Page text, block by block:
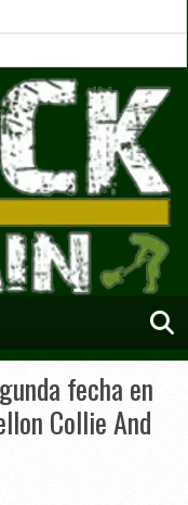
fecha en
Collie And